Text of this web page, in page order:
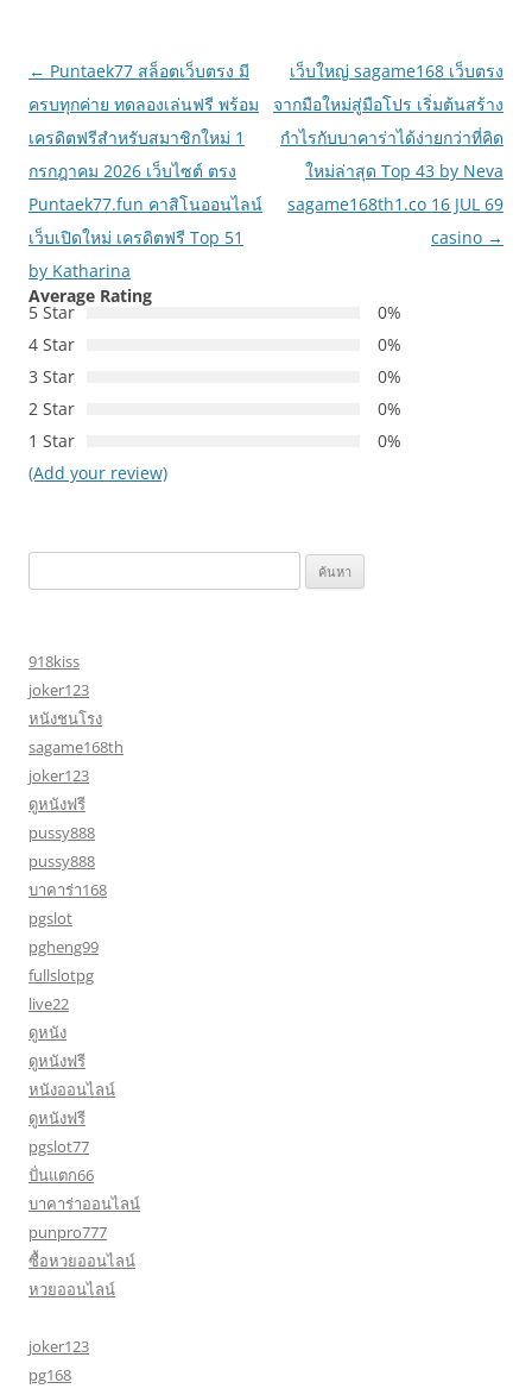
เมนู
นำทาง
เรื่อง
← Puntaek77 สล็อตเว็บตรง มี
ครบทุกค่าย ทดลองเล่นฟรี พร้อม
เครดิตฟรีสำหรับสมาชิกใหม่ 1
กรกฎาคม 2026 เว็บไซต์ ตรง
Puntaek77.fun คาสิโนออนไลน์
เว็บเปิดใหม่ เครดิตฟรี Top 51
by Katharina
เว็บใหญ่ sagame168 เว็บตรง
จากมือใหม่สู่มือโปร เริ่มต้นสร้าง
กำไรกับบาคาร่าได้ง่ายกว่าที่คิด
ใหม่ล่าสุด Top 43 by Neva
sagame168th1.co 16 JUL 69
casino →
Average Rating
5 Star
0%
4 Star
0%
3 Star
0%
2 Star
0%
1 Star
0%
(Add your review)
สำหรับ:
918kiss
joker123
หนังชนโรง
sagame168th
joker123
ดูหนังฟรี
pussy888
pussy888
บาคาร่า168
pgslot
pgheng99
fullslotpg
live22
ดูหนัง
ดูหนังฟรี
หนังออนไลน์
ดูหนังฟรี
pgslot77
ปั่นแตก66
บาคาร่าออนไลน์
punpro777
ซื้อหวยออนไลน์
หวยออนไลน์
joker123
pg168